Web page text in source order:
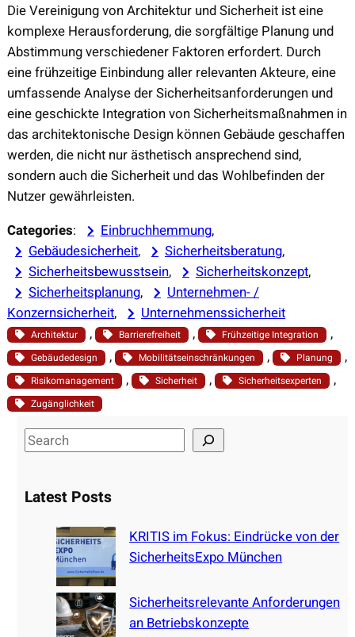
Die Vereinigung von Architektur und Sicherheit ist eine
komplexe Herausforderung, die sorgfältige Planung und
Abstimmung verschiedener Faktoren erfordert. Durch
eine frühzeitige Einbindung aller relevanten Akteure, eine
umfassende Analyse der Sicherheitsanforderungen und
eine geschickte Integration von Sicherheitsmaßnahmen in
das architektonische Design können Gebäude geschaffen
werden, die nicht nur ästhetisch ansprechend sind,
sondern auch die Sicherheit und das Wohlbefinden der
Nutzer gewährleisten.
Categories: Einbruchhemmung,
Gebäudesicherheit, Sicherheitsberatung,
Sicherheitsbewusstsein, Sicherheitskonzept,
Sicherheitsplanung,
Unternehmen- /
Konzernsicherheit, Unternehmenssicherheit
Architektur , Barrierefreiheit , Frühzeitige Integration ,
Gebäudedesign , Mobilitätseinschränkungen , Planung ,
Risikomanagement , Sicherheit , Sicherheitsexperten ,
Zugänglichkeit
S
e
r
Latest Posts
KRITIS im Fokus: Eindrücke von der
SicherheitsExpo München
Sicherheitsrelevante Anforderungen
an Betriebskonzepte